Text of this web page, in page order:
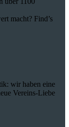
macht? Find’s
wir haben eine
Vereins-Liebe